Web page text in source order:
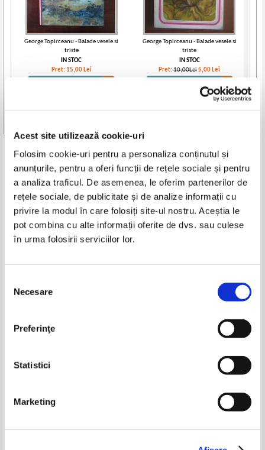
Acest site utilizează cookie-uri
Folosim cookie-uri pentru a personaliza conținutul și
anunțurile, pentru a oferi funcții de rețele sociale și pentru
a analiza traficul. De asemenea, le oferim partenerilor de
rețele sociale, de publicitate și de analize informații cu
privire la modul în care folosiți site-ul nostru. Aceștia le
pot combina cu alte informații oferite de dvs. sau culese
în urma folosirii serviciilor lor.
consimțământului
Necesare
Preferinţe
Statistici
Marketing
George Topirceanu - Balade vesele si
triste
IN STOC
Pret: 15,00 Lei
George Topirceanu - Balade vesele si
triste
IN STOC
Pret:10,00Lei5,00 Lei
George Topirceanu - Balade vesele si
-60%
Produse din aceeasi categorie
-50%
Pret:19,00Lei
-30%
Lei